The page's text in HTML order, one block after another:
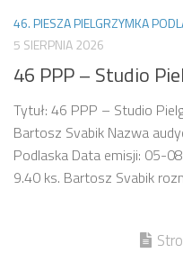
46. PIESZA PIELGRZYMKA
5 SIERPNIA 2026
46 PPP – Studio
Tytuł: 46 PPP – Studio
Bartosz Svabik Nazwa
Podlaska Data emisji: 05-
9.40 ks. Bartosz Svabik